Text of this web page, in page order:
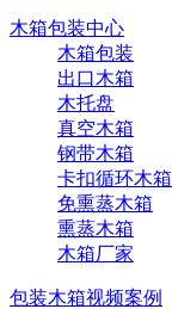
木箱包装中心
木箱包装
出口木箱
木托盘
真空木箱
钢带木箱
卡扣循环木箱
免熏蒸木箱
熏蒸木箱
木箱厂家
包装木箱视频案例